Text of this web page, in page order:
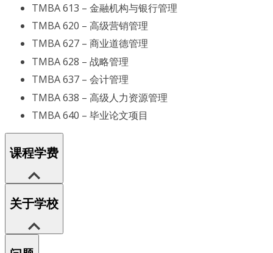
TMBA 613 – 金融机构与银行管理
TMBA 620 – 高级营销管理
TMBA 627 – 商业道德管理
TMBA 628 – 战略管理
TMBA 637 – 会计管理
TMBA 638 – 高级人力资源管理
TMBA 640 – 毕业论文项目
课程学费
关于学校